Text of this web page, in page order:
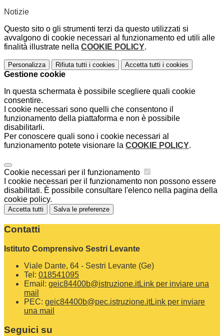
Notizie
Questo sito o gli strumenti terzi da questo utilizzati si
avvalgono di cookie necessari al funzionamento ed utili alle
finalità illustrate nella COOKIE POLICY.
Personalizza Rifiuta tutti i cookies Accetta tutti i cookies
Gestione cookie
In questa schermata è possibile scegliere quali cookie
consentire.
I cookie necessari sono quelli che consentono il
funzionamento della piattaforma e non è possibile
disabilitarli.
Per conoscere quali sono i cookie necessari al
funzionamento potete visionare la COOKIE POLICY.
Cookie necessari per il funzionamento
I cookie necessari per il funzionamento non possono essere
disabilitati. È possibile consultare l'elenco nella pagina della
cookie policy.
Accetta tutti Salva le preferenze
Contatti
Istituto Comprensivo Sestri Levante
Viale Dante, 64 - Sestri Levante (Ge)
Tel: 018541095
Email: geic84400b@istruzione.itLink per inviare una
mail
PEC: geic84400b@pec.istruzione.itLink per inviare
una mail
Seguici su